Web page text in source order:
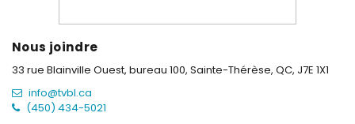
Nous joindre
33 rue Blainville Ouest, bureau 100, Sainte-Thérèse, QC, J7E 1X1
info@tvbl.ca
(450) 434-5021